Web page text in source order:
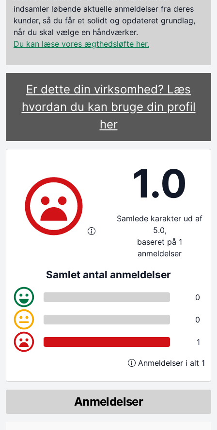
indsamler løbende aktuelle anmeldelser fra deres
kunder, så du får et solidt og opdateret grundlag,
når du skal vælge en håndværker.
Du kan læse vores ægthedsløfte her.
Er dette din virksomhed? Læs
hvordan du kan bruge din profil
her
1.0
Samlede karakter ud af
5.0,
baseret på 1
anmeldelser
Samlet antal anmeldelser
0
0
1
Anmeldelser i alt 1
Anmeldelser